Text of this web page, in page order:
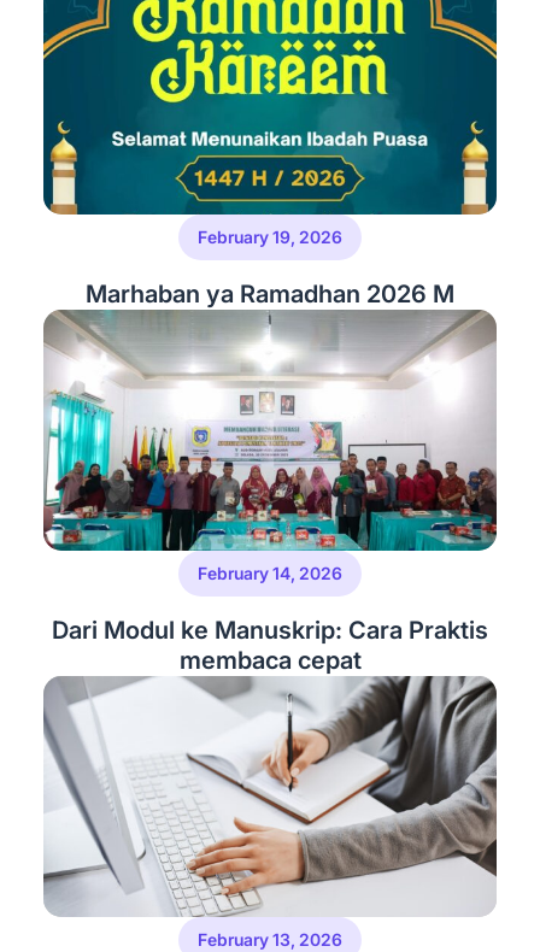
hari-hari dengan ibadah dan ilmu yang bermanfaat.
February 19, 2026
Marhaban ya Ramadhan 2026 M
February 14, 2026
Dari Modul ke Manuskrip: Cara Praktis
membaca cepat
February 13, 2026